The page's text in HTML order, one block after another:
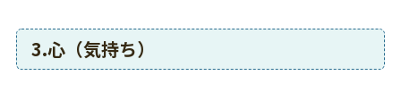
3.心（気持ち）